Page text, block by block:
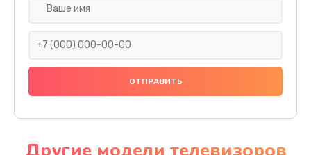
Ремонт платы электроники
Прошивка